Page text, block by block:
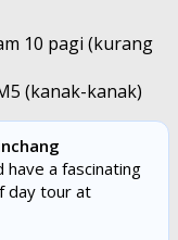
10 pagi (kurang
(kanak-kanak)
a fascinating
day tour at